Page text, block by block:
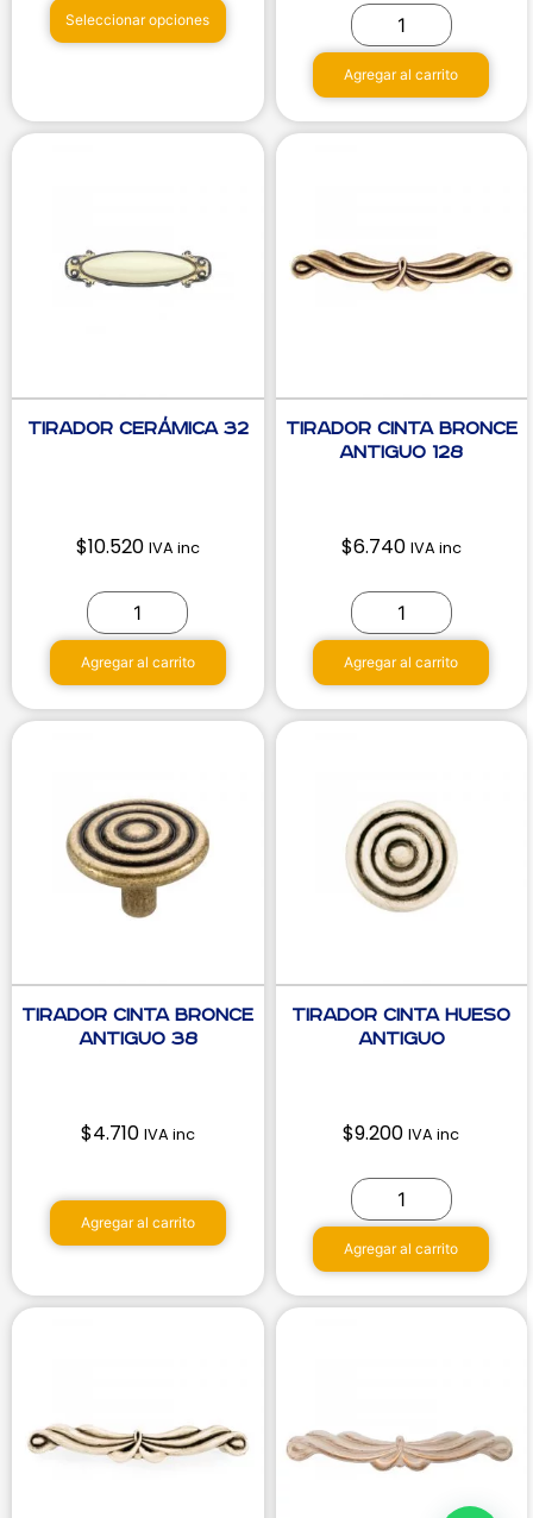
Seleccionar opciones
Agregar al carrito
Tirador Cerámica 32
$10.520 IVA inc
Agregar al carrito
Tirador Cinta Bronce
Antiguo 128
$6.740 IVA inc
Agregar al carrito
Tirador Cinta Bronce
Antiguo 38
$4.710 IVA inc
Agregar al carrito
Tirador Cinta Hueso
Antiguo
$9.200 IVA inc
Agregar al carrito